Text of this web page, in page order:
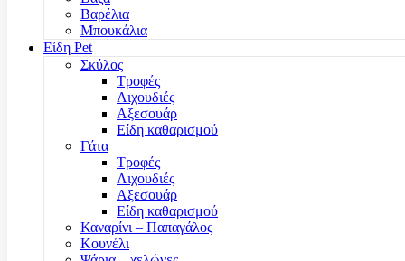
Βαρέλια
Μπουκάλια
Είδη Pet
Σκύλος
Τροφές
Λιχουδιές
Αξεσουάρ
Είδη καθαρισμού
Γάτα
Τροφές
Λιχουδιές
Αξεσουάρ
Είδη καθαρισμού
Καναρίνι – Παπαγάλος
Κουνέλι